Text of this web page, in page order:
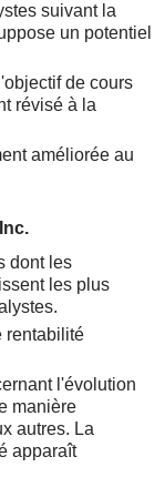
suivant la
un potentiel
de cours
révisé à la
améliorée au
dont les
les plus
rentabilité
l'évolution
manière
autres. La
apparaît